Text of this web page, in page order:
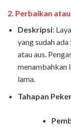
2. Perbaikan
Deskripsi:
yang sudah
atau aus.
menambahkan
lama.
Tahapan